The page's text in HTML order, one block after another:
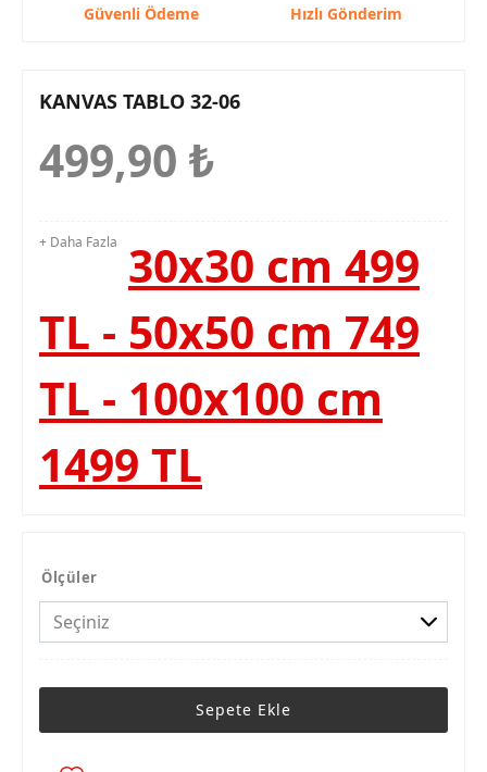
Güvenli Ödeme Hızlı Gönderim
KANVAS TABLO 32-06
499,90 ₺
+ Daha Fazla
30x30 cm 499
TL - 50x50 cm 749
TL - 100x100 cm
1499 TL
Ölçüler
Sepete Ekle